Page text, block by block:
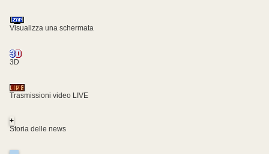
Visualizza una schermata
3D
Trasmissioni video LIVE
+
Storia delle news